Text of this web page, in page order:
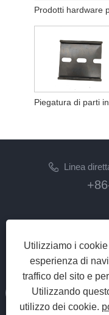
Linea
Utilizziamo i
esperienza di
traffico del sito e
Utilizzando
utilizzo dei cookie.